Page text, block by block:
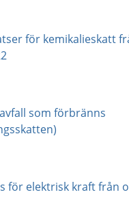
för kemikalieskatt
som förbränns
för elektrisk kraft från